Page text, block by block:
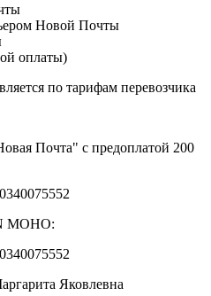
Новой Почты
оплаты)
по тарифам перевозчика
Почта" с предоплатой 200
МОНО:
Яковлевна